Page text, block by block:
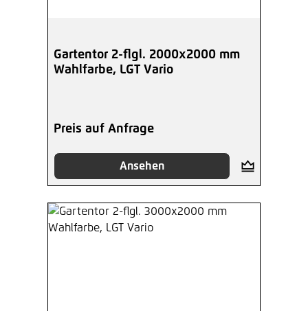
Gartentor 2-flgl. 2000x2000 mm
Wahlfarbe, LGT Vario
Preis auf Anfrage
Ansehen